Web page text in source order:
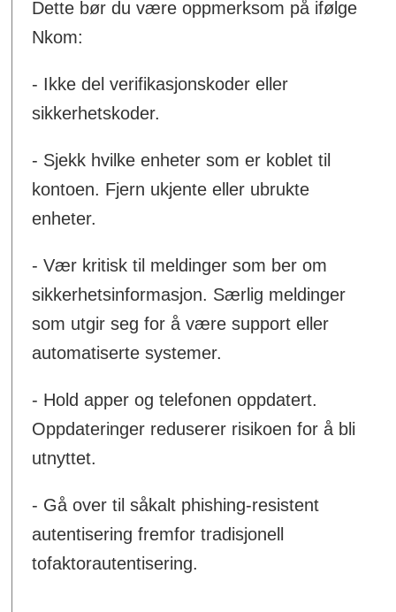
Dette bør du være oppmerksom på ifølge
Nkom:
- Ikke del verifikasjonskoder eller
sikkerhetskoder.
- Sjekk hvilke enheter som er koblet til
kontoen. Fjern ukjente eller ubrukte
enheter.
- Vær kritisk til meldinger som ber om
sikkerhetsinformasjon. Særlig meldinger
som utgir seg for å være support eller
automatiserte systemer.
- Hold apper og telefonen oppdatert.
Oppdateringer reduserer risikoen for å bli
utnyttet.
- Gå over til såkalt phishing-resistent
autentisering fremfor tradisjonell
tofaktorautentisering.